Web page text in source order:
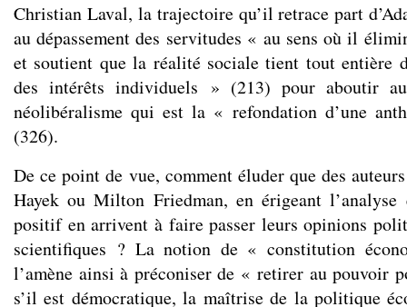
Christian Laval, la trajectoire qu’il retrace part
au dépassement des servitudes « au sens où il
et soutient que la réalité sociale tient tout entière
des intérêts individuels » (213) pour aboutir
néolibéralisme qui est la « refondation d’une
(326).
De ce point de vue, comment éluder que des
Hayek ou Milton Friedman, en érigeant l’analyse
positif en arrivent à faire passer leurs opinions
scientifiques ? La notion de « constitution
l’amène ainsi à préconiser de « retirer au pouvoir
s’il est démocratique, la maîtrise de la politique